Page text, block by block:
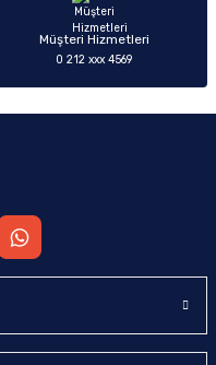
Müşteri Hizmetleri
0 212 xxx 4569